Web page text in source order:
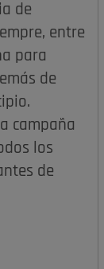
de
entre
para
de
campaña
los
de